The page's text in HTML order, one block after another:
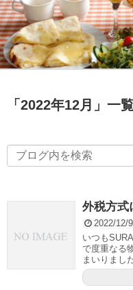
「 2022年12月 」 一
外税方式
2022/12/9
いつも
で度重なる
まいりまし